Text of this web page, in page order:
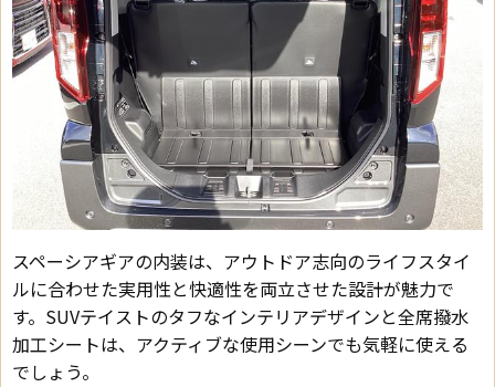
スペーシアギアの内装は、アウトドア志向のライフスタイ
ルに合わせた実用性と快適性を両立させた設計が魅力で
す。SUVテイストのタフなインテリアデザインと全席撥水
加工シートは、アクティブな使用シーンでも気軽に使える
でしょう。